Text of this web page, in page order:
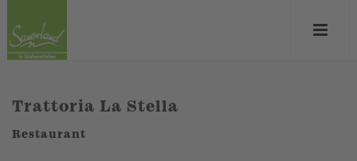
Trattoria La Stella
Restaurant